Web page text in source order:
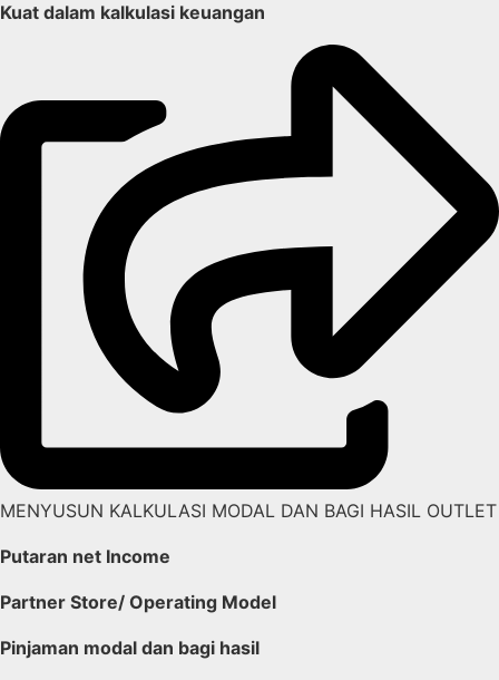
Kuat dalam kalkulasi keuangan
MENYUSUN KALKULASI MODAL DAN BAGI HASIL OUTLET
Putaran net Income
Partner Store/ Operating Model
Pinjaman modal dan bagi hasil